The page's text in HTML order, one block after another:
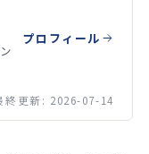
プロフィール
終更新: 2026-07-14